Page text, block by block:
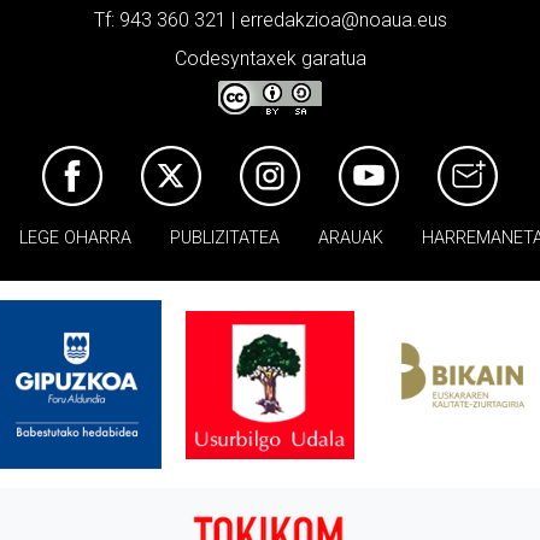
Tf: 943 360 321 | erredakzioa@noaua.eus
Codesyntaxek garatua
LEGE OHARRA PUBLIZITATEA ARAUAK